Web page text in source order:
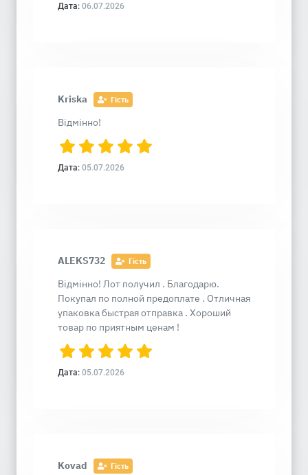
Дата: 06.07.2026
Kriska Гість
Відмінно!
Дата: 05.07.2026
ALEKS732 Гість
Відмінно! Лот получил . Благодарю.
Покупал по полной предоплате . Отличная
упаковка быстрая отправка . Хороший
товар по приятным ценам !
Дата: 05.07.2026
Kovad Гість